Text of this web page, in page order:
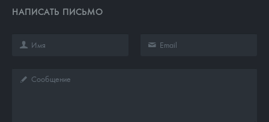
НАПИСАТЬ ПИСЬМО